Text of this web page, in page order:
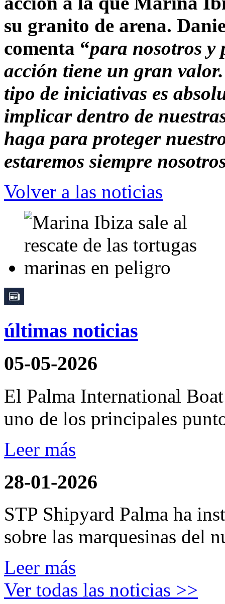
su granito de arena.
comenta “para nosotros y
acción tiene un gran
tipo de iniciativas es
implicar dentro de
haga para proteger
estaremos siempre
Volver a las noticias
últimas noticias
05-05-2026
El Palma International
uno de los principales
Leer más
28-01-2026
STP Shipyard Palma ha
sobre las marquesinas del
Leer más
Ver todas las noticias >>